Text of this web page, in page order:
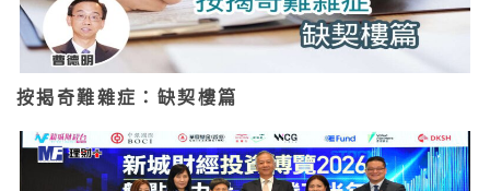
按揭奇難雜症：缺契樓篇